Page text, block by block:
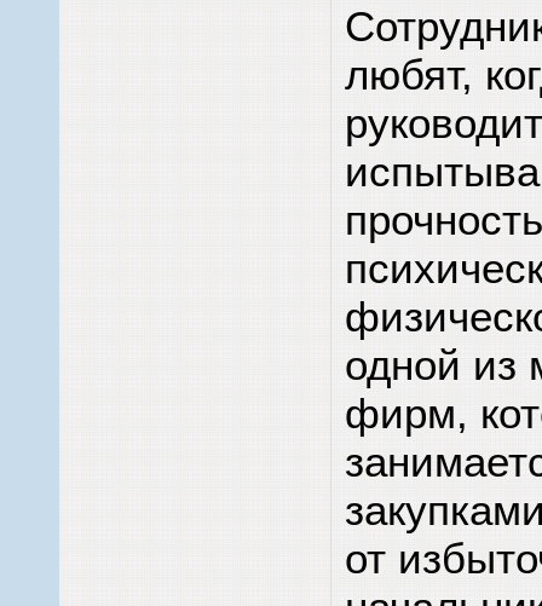
любят,
одной из
фирм,
от